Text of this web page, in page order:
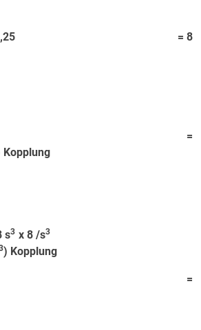
6,25 = 8
Kopplung
s3 x 8 /s3
) Kopplung
x 20 =